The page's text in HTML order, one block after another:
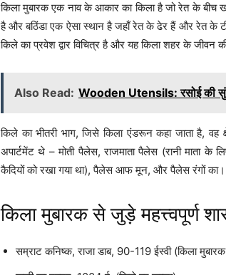
किला मुबारक एक नाव के आकार का किला है जो रेत के बीच
है और बठिंडा एक ऐसा स्थान है जहाँ रेत के ढेर हैं और रेत के
किले का प्रवेश द्वार विचित्र है और यह किला शहर के
Also Read: Wooden Utensils: रसोई की
किले का भीतरी भाग, जिसे किला एंडरून कहा जाता है, वह
अपार्टमेंट थे – मोती पैलेस, राजमाता पैलेस (रानी माता
कैदियों को रखा गया था), पैलेस आफ मून, और पैलेस रंगों
किला मुबारक से जुड़े महत्त्वपूर्ण
सम्राट कनिष्क, राजा डाब, 90-119 ईस्वी (किला मुबारक